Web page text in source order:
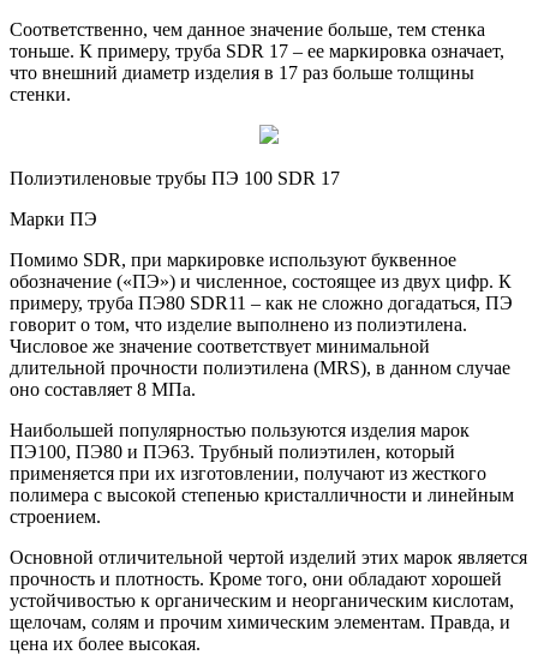
Соответственно, чем данное значение больше, тем стенка
тоньше. К примеру, труба SDR 17 – ее маркировка означает,
что внешний диаметр изделия в 17 раз больше толщины
стенки.
Полиэтиленовые трубы ПЭ 100 SDR 17
Марки ПЭ
Помимо SDR, при маркировке используют буквенное
обозначение («ПЭ») и численное, состоящее из двух цифр. К
примеру, труба ПЭ80 SDR11 – как не сложно догадаться, ПЭ
говорит о том, что изделие выполнено из полиэтилена.
Числовое же значение соответствует минимальной
длительной прочности полиэтилена (MRS), в данном случае
оно составляет 8 МПа.
Наибольшей популярностью пользуются изделия марок
ПЭ100, ПЭ80 и ПЭ63. Трубный полиэтилен, который
применяется при их изготовлении, получают из жесткого
полимера с высокой степенью кристалличности и линейным
строением.
Основной отличительной чертой изделий этих марок является
прочность и плотность. Кроме того, они обладают хорошей
устойчивостью к органическим и неорганическим кислотам,
щелочам, солям и прочим химическим элементам. Правда, и
цена их более высокая.